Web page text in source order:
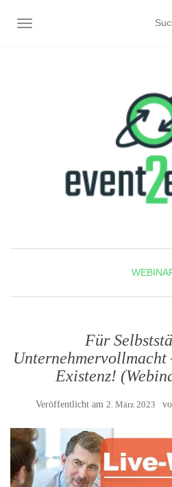
NAVIGATION UMSCHALTEN
Für
Existenz!
Veröffentlicht am 2. März 2023